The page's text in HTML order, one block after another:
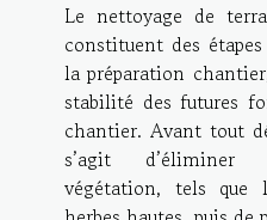
Le nettoyage de
constituent des
la préparation
stabilité des futures
chantier. Avant tout
s’agit d’éliminer
végétation, tels que